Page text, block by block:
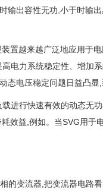
输出容性无功,小于时输
置越来越广泛地应用于
电力系统稳定性、增加
态电压稳定问题日益凸显
进行快速有效的动态无
效益,例如。当SVG用于
的变流器,把变流器电路